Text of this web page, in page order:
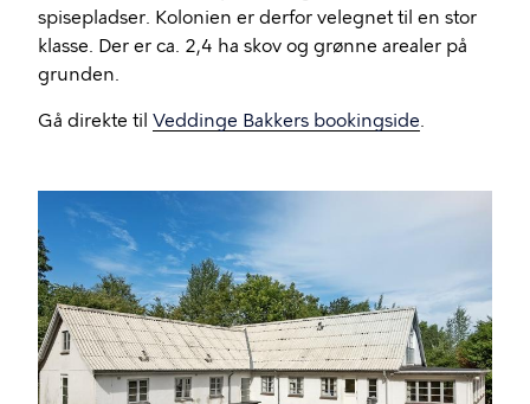
spisepladser. Kolonien er derfor velegnet til en stor
klasse. Der er ca. 2,4 ha skov og grønne arealer på
grunden.
Gå direkte til Veddinge Bakkers bookingside.